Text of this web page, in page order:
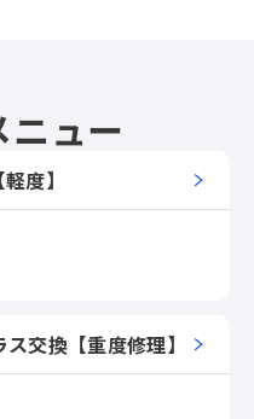
ュー
度】
交換【重度修理】